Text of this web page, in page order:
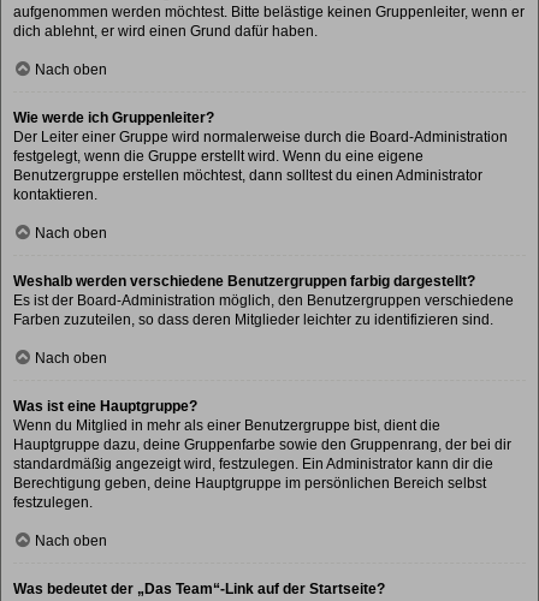
aufgenommen werden möchtest. Bitte belästige keinen Gruppenleiter, wenn er
dich ablehnt, er wird einen Grund dafür haben.
Nach oben
Wie werde ich Gruppenleiter?
Der Leiter einer Gruppe wird normalerweise durch die Board-Administration
festgelegt, wenn die Gruppe erstellt wird. Wenn du eine eigene
Benutzergruppe erstellen möchtest, dann solltest du einen Administrator
kontaktieren.
Nach oben
Weshalb werden verschiedene Benutzergruppen farbig dargestellt?
Es ist der Board-Administration möglich, den Benutzergruppen verschiedene
Farben zuzuteilen, so dass deren Mitglieder leichter zu identifizieren sind.
Nach oben
Was ist eine Hauptgruppe?
Wenn du Mitglied in mehr als einer Benutzergruppe bist, dient die
Hauptgruppe dazu, deine Gruppenfarbe sowie den Gruppenrang, der bei dir
standardmäßig angezeigt wird, festzulegen. Ein Administrator kann dir die
Berechtigung geben, deine Hauptgruppe im persönlichen Bereich selbst
festzulegen.
Nach oben
Was bedeutet der „Das Team“-Link auf der Startseite?